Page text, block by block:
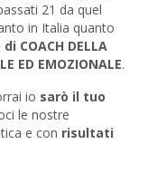
21 da quel
in Italia quanto
COACH DELLA
ED EMOZIONALE.
io sarò il tuo
le nostre
e con risultati